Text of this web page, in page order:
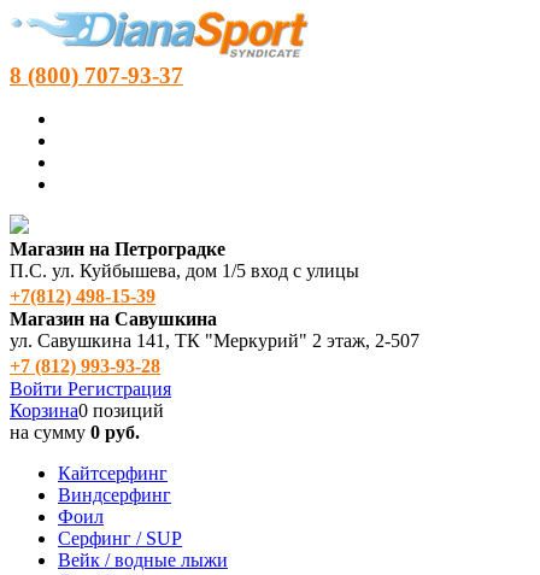
8 (800) 707-93-37
Магазин на Петроградке
П.С. ул. Куйбышева, дом 1/5 вход с улицы
+7(812) 498‑15-39
Магазин на Савушкина
ул. Савушкина 141, ТК "Меркурий" 2 этаж, 2-507
+7 (812) 993-93-28
Войти Регистрация
Корзина0 позиций
на сумму 0 руб.
Кайтсерфинг
Виндсерфинг
Фоил
Серфинг / SUP
Вейк / водные лыжи